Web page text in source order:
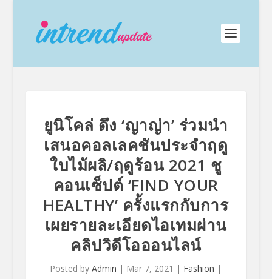
ยูนิโคล่ ดึง ‘ญาญ่า’ ร่วมนำ
เสนอคอลเลคชันประจำฤดู
ใบไม้ผลิ/ฤดูร้อน 2021 ชู
คอนเซ็ปต์ ‘FIND YOUR
HEALTHY’ ครั้งแรกกับการ
เผยรายละเอียดไอเทมผ่าน
คลิปวิดีโอออนไลน์
Posted byAdmin | Mar 7, 2021 | Fashion |